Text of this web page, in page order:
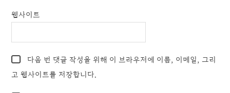
웹사이트
다음 번 댓글 작성을 위해 이 브라우저에 이름, 이메일, 그리
고 웹사이트를 저장합니다.